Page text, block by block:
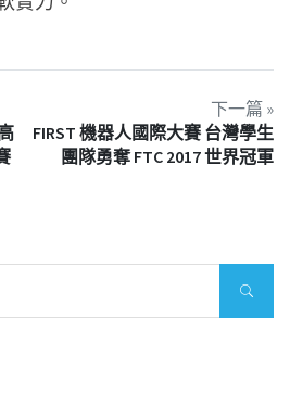
下一篇 »
FIRST 機器人國際大賽 台灣學生
團隊勇奪 FTC 2017 世界冠軍